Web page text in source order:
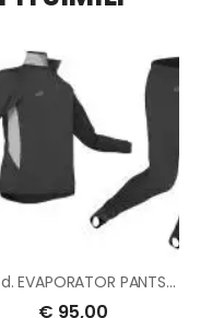
EVAPORATOR PANTS -TOP
€ 95,00